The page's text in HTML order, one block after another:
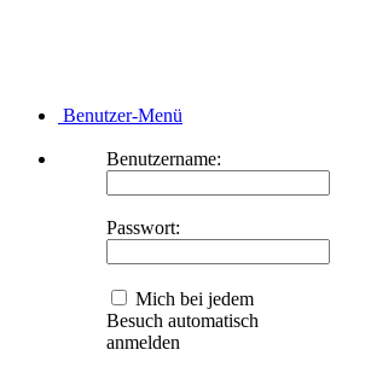
Benutzer-Menü
Benutzername:
Passwort:
Mich bei jedem
Besuch automatisch
anmelden